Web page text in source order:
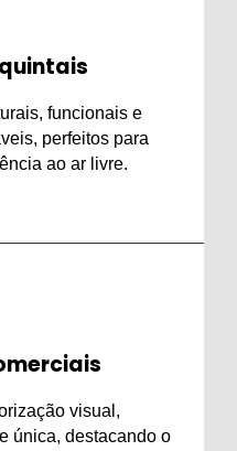
funcionais e
perfeitos para
ao ar livre.
visual,
única, destacando o